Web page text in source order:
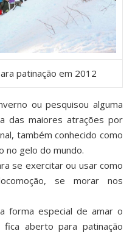
patinação em 2012
ou pesquisou alguma
das maiores atrações por
também conhecido como
no gelo do mundo.
se exercitar ou usar como
se morar nos
forma especial de amar o
aberto para patinação